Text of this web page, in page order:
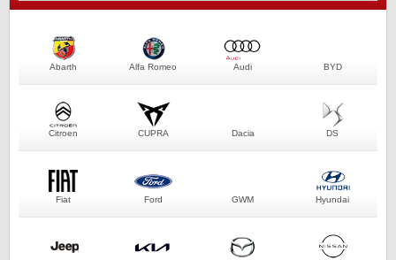
Abarth Alfa Romeo Audi BYD
Citroen CUPRA Dacia DS
Fiat Ford GWM Hyundai